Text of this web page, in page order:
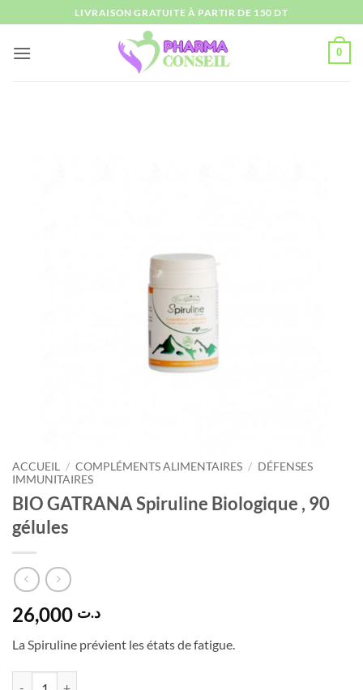
au
contenu
LIVRAISON GRATUITE À PARTIR DE 150 DT
0
ACCUEIL / COMPLÉMENTS ALIMENTAIRES / DÉFENSES
IMMUNITAIRES
BIO GATRANA Spiruline Biologique , 90
gélules
د.ت
La Spiruline prévient les états de fatigue.